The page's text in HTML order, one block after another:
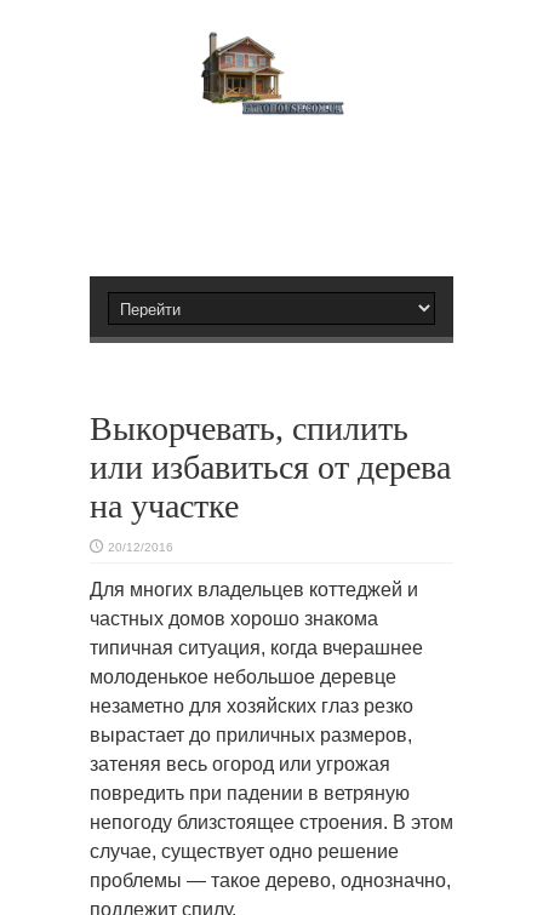
Выкорчевать, спилить
или избавиться от дерева
на участке
20/12/2016
Для многих владельцев коттеджей и
частных домов хорошо знакома
типичная ситуация, когда вчерашнее
молоденькое небольшое деревце
незаметно для хозяйских глаз резко
вырастает до приличных размеров,
затеняя весь огород или угрожая
повредить при падении в ветряную
непогоду близстоящее строения. В этом
случае, существует одно решение
проблемы — такое дерево, однозначно,
подлежит спилу.